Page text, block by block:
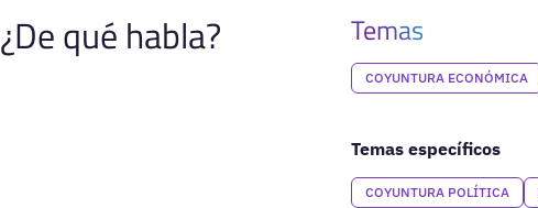
¿De qué habla? Temas
COYUNTURA ECONÓMICA
Temas específicos
COYUNTURA POLÍTICA